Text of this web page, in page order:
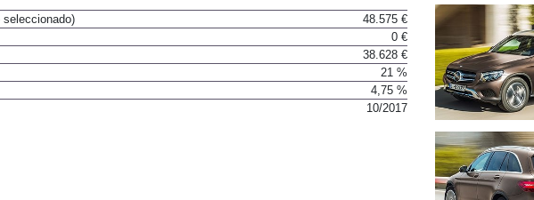
48.575 €
0 €
38.628 €
21 %
4,75 %
10/2017